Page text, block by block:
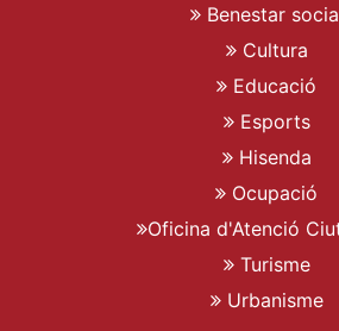
Benestar
Cultura
Educació
Esports
Hisenda
Ocupació
Oficina d'Atenció
Turisme
Urbanisme